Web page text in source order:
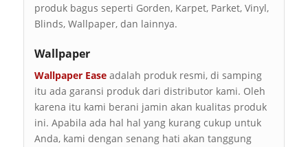
produk bagus seperti Gorden, Karpet, Parket, Vinyl,
Blinds, Wallpaper, dan lainnya.
Wallpaper
Wallpaper Ease adalah produk resmi, di samping
itu ada garansi produk dari distributor kami. Oleh
karena itu kami berani jamin akan kualitas produk
ini. Apabila ada hal hal yang kurang cukup untuk
Anda, kami dengan senang hati akan tanggung